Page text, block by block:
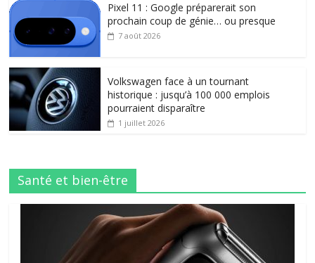
Pixel 11 : Google préparerait son
prochain coup de génie… ou presque
7 août 2026
Volkswagen face à un tournant
historique : jusqu’à 100 000 emplois
pourraient disparaître
1 juillet 2026
Santé et bien-être